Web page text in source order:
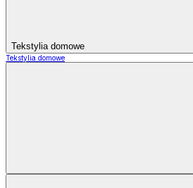
Tekstylia domowe
Tekstylia domowe